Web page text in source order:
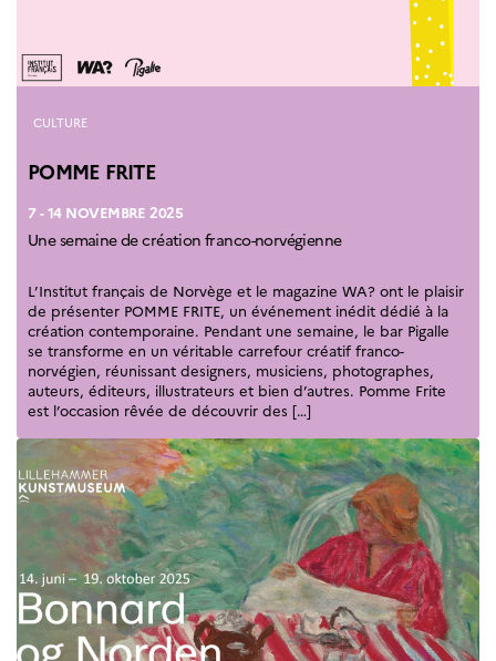
LANGUE
Promotion de la
langue
Francophonie
Visite de classes
Certifications
Coopération
éducative
Lycées en France
Assistants de langue
française et
norvégienne
Partenaires
Formation des
enseignants
Séminaires et
formations
Ressources
pédagogiques
Catégories
CULTURE
POMME FRITE
7 - 14 NOVEMBRE 2025
Une semaine de création franco-norvégienne
L’Institut français de Norvège et le magazine WA? ont le plaisir
de présenter POMME FRITE, un événement inédit dédié à la
création contemporaine. Pendant une semaine, le bar Pigalle
se transforme en un véritable carrefour créatif franco-
norvégien, réunissant designers, musiciens, photographes,
auteurs, éditeurs, illustrateurs et bien d’autres. Pomme Frite
est l’occasion rêvée de découvrir des […]